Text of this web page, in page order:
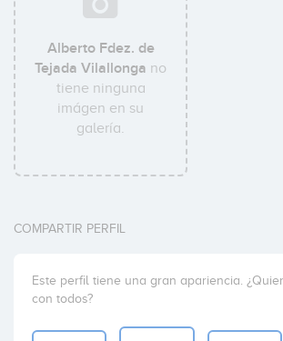
Alberto Fdez. de
Tejada Vilallonga no
tiene ninguna
imágen en su
galería.
COMPARTIR PERFIL
Este perfil tiene una gran apariencia.
con todos?